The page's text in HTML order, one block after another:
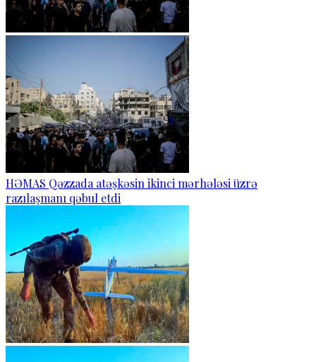
HƏMAS Qəzzada atəşkəsin ikinci mərhələsi üzrə
razılaşmanı qəbul etdi